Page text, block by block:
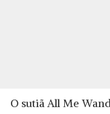
O sutiã All Me